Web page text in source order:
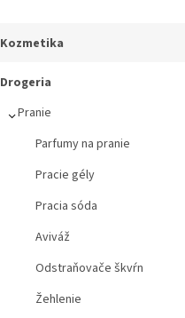
Kozmetika
Drogeria
Pranie
Parfumy na pranie
Pracie gély
Pracia sóda
Aviváž
Odstraňovače škvŕn
Žehlenie